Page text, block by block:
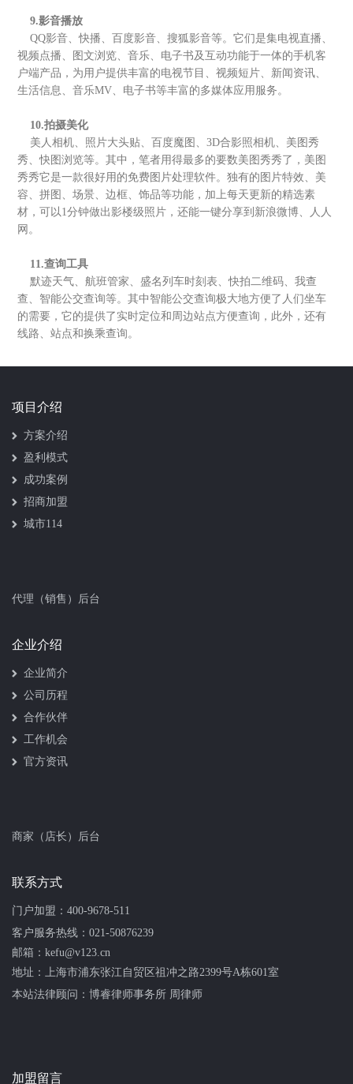
9.影音播放
QQ影音、快播、百度影音、搜狐影音等。它们是集电视直播、
视频点播、图文浏览、音乐、电子书及互动功能于一体的手机客
户端产品，为用户提供丰富的电视节目、视频短片、新闻资讯、
生活信息、音乐MV、电子书等丰富的多媒体应用服务。
10.拍摄美化
美人相机、照片大头贴、百度魔图、3D合影照相机、美图秀
秀、快图浏览等。其中，笔者用得最多的要数美图秀秀了，美图
秀秀它是一款很好用的免费图片处理软件。独有的图片特效、美
容、拼图、场景、边框、饰品等功能，加上每天更新的精选素
材，可以1分钟做出影楼级照片，还能一键分享到新浪微博、人人
网。
11.查询工具
默迹天气、航班管家、盛名列车时刻表、快拍二维码、我查
查、智能公交查询等。其中智能公交查询极大地方便了人们坐车
的需要，它的提供了实时定位和周边站点方便查询，此外，还有
线路、站点和换乘查询。
项目介绍
方案介绍
盈利模式
成功案例
招商加盟
城市114
代理（销售）后台
企业介绍
企业简介
公司历程
合作伙伴
工作机会
官方资讯
商家（店长）后台
联系方式
门户加盟： 400-9678-511
客户服务热线： 021-50876239
邮箱：kefu@v123.cn
地址：上海市浦东张江自贸区祖冲之路2399号A栋601室
本站法律顾问： 博睿律师事务所 周律师
加盟留言